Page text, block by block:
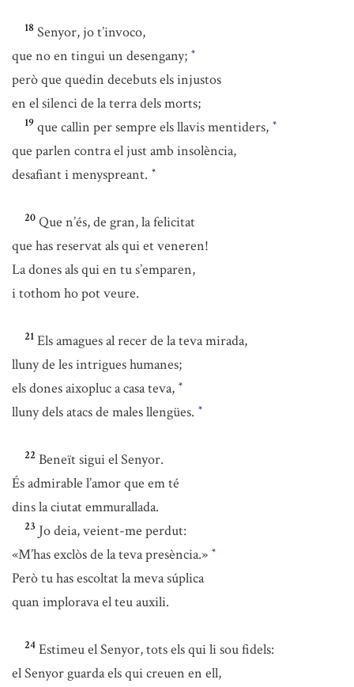
18 Senyor, jo t’invoco,
que no en tingui un desengany; *
però que quedin decebuts els injustos
en el silenci de la terra dels morts;
19 que callin per sempre els llavis mentiders, *
que parlen contra el just amb insolència,
desafiant i menyspreant. *
20 Que n’és, de gran, la felicitat
que has reservat als qui et veneren!
La dones als qui en tu s’emparen,
i tothom ho pot veure.
21 Els amagues al recer de la teva mirada,
lluny de les intrigues humanes;
els dones aixopluc a casa teva, *
lluny dels atacs de males llengües. *
22 Beneït sigui el Senyor.
És admirable l’amor que em té
dins la ciutat emmurallada.
23 Jo deia, veient-me perdut:
«M’has exclòs de la teva presència.» *
Però tu has escoltat la meva súplica
quan implorava el teu auxili.
24 Estimeu el Senyor, tots els qui li sou fidels:
el Senyor guarda els qui creuen en ell,